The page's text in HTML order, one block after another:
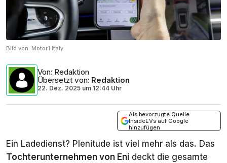
Bild von: Motor1 Italy
Von: Redaktion
Übersetzt von: Redaktion
22. Dez. 2025 um 12:44 Uhr
Als bevorzugte Quelle
InsideEVs auf Google
hinzufügen
Ein Ladedienst? Plenitude ist viel mehr als das. Das
Tochterunternehmen von Eni deckt die gesamte